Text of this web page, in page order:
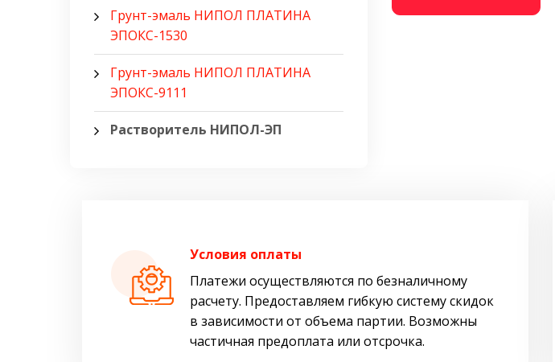
Грунт-эмаль НИПОЛ ПЛАТИНА
ЭПОКС-1530
Грунт-эмаль НИПОЛ ПЛАТИНА
ЭПОКС-9111
Растворитель НИПОЛ-ЭП
Условия оплаты
Платежи осуществляются по безналичному
расчету. Предоставляем гибкую систему скидок
в зависимости от объема партии. Возможны
частичная предоплата или отсрочка.